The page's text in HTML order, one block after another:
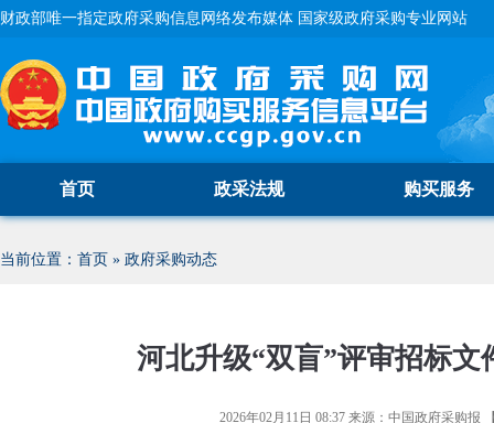
财政部唯一指定政府采购信息网络发布媒体 国家级政府采购专业网站
首页 政采法规 购买服务
当前位置： 首页 » 政府采购动态
河北升级“双盲”评审招标文
2026年02月11日 08:37来源： 中国政府采购报